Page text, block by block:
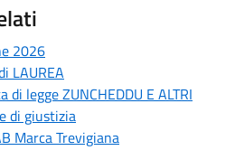
2026
LAUREA
legge ZUNCHEDDU E ALTRI
di giustizia
Marca Trevigiana